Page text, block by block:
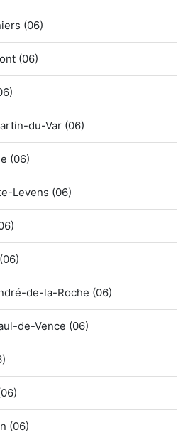
(06)
(06)
du-Var (06)
(06)
Levens (06)
de-la-Roche (06)
de-Vence (06)
(06)